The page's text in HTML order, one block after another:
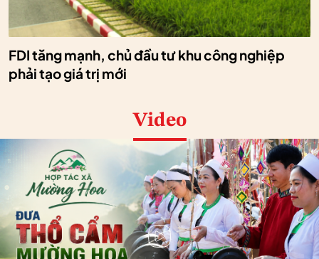
FDI tăng mạnh, chủ đầu tư khu công nghiệp
phải tạo giá trị mới
Video